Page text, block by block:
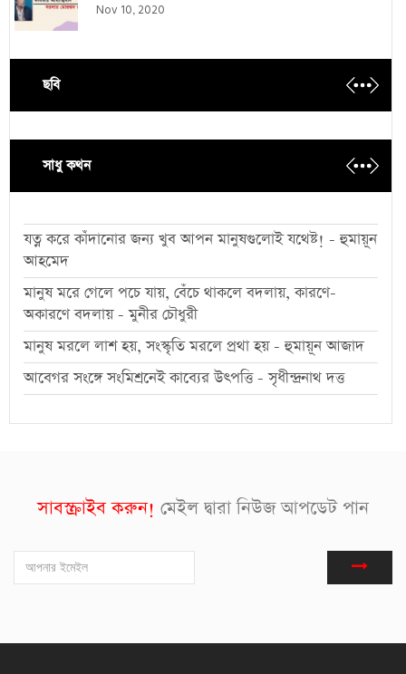
Nov 10, 2020
ছবি
সাধু কথন
যত্ন করে কাঁদানোর জন্য খুব আপন মানুষগুলোই যথেষ্ট! - হুমায়ূন
আহমেদ
মানুষ মরে গেলে পচে যায়, বেঁচে থাকলে বদলায়, কারণে-
অকারণে বদলায় - মুনীর চৌধুরী
মানুষ মরলে লাশ হয়, সংস্কৃতি মরলে প্রথা হয় - হুমায়ূন আজাদ
আবেগর সংঙ্গে সংমিশ্রনেই কাব্যের উৎপত্তি - সৃধীন্দ্রনাথ দত্ত
সাবস্ক্রাইব করুন! মেইল দ্বারা নিউজ আপডেট পান